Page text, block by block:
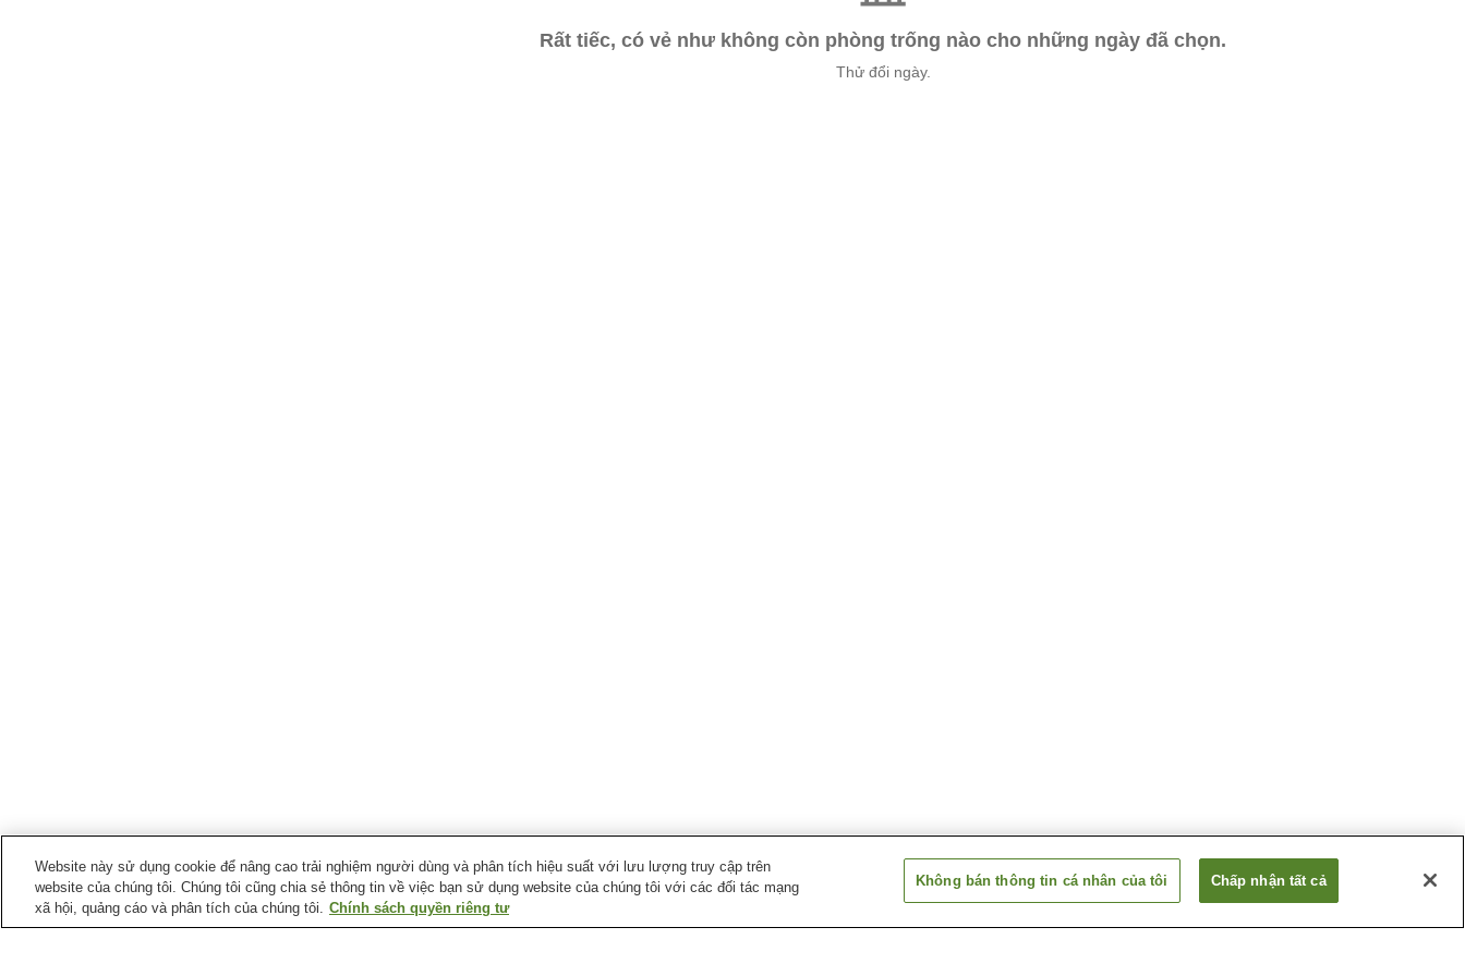
Rất tiếc, có vẻ như không còn phòng trống nào cho những ngày đã chọn.
Thử đổi ngày.
Ga xe lửa tại Thành phố Shingu
Website này sử dụng cookie để nâng cao trải nghiệm người dùng và phân tích hiệu suất với lưu lượng truy cập trên
website của chúng tôi. Chúng tôi cũng chia sẻ thông tin về việc bạn sử dụng website của chúng tôi với các đối tác mạng
xã hội, quảng cáo và phân tích của chúng tôi. Chính sách quyền riêng tư
Không bán thông tin cá nhân của tôi Chấp nhận tất cả